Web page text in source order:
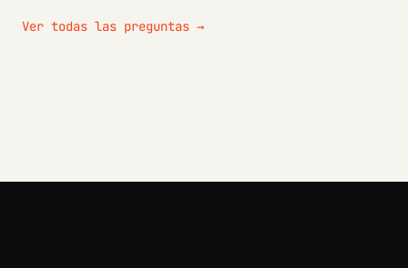
Ver todas las preguntas →